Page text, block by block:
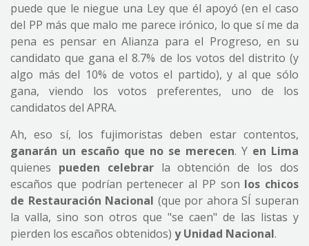
puede que le niegue una Ley que él apoyó (en el caso
del PP más que malo me parece irónico, lo que sí me da
pena es pensar en Alianza para el Progreso, en su
candidato que gana el 8.7% de los votos del distrito (y
algo más del 10% de votos el partido), y al que sólo
gana, viendo los votos preferentes, uno de los
candidatos del APRA.
Ah, eso sí, los fujimoristas deben estar contentos,
ganarán un escaño que no se merecen. Y en Lima
quienes pueden celebrarla obtención de los dos
escaños que podrían pertenecer al PP son los chicos
de Restauración Nacional (que por ahora SÍ superan
la valla, sino son otros que "se caen" de las listas y
pierden los escaños obtenidos) y Unidad Nacional.